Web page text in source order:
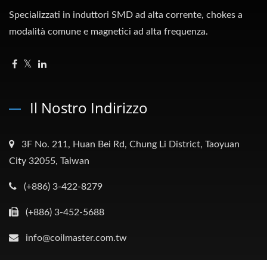
Specializzati in induttori SMD ad alta corrente, chokes a
modalità comune e magnetici ad alta frequenza.
Il Nostro Indirizzo
3F No. 211, Huan Bei Rd, Chung Li District, Taoyuan
City 32055, Taiwan
(+886) 3-422-8279
(+886) 3-452-5688
info@coilmaster.com.tw